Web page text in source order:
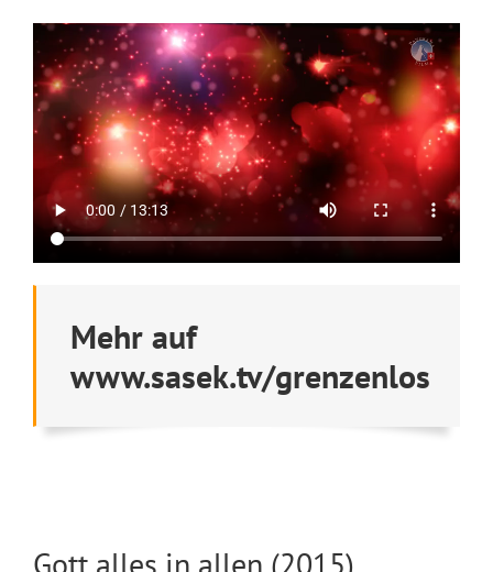
Mehr auf
www.sasek.tv/grenzenlos